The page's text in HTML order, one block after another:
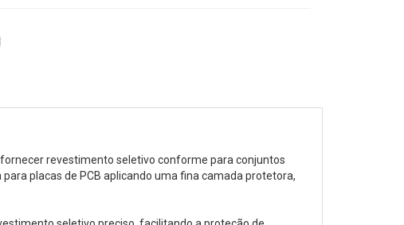
revestimento seletivo conforme para conjuntos
placas de PCB aplicando uma fina camada protetora,